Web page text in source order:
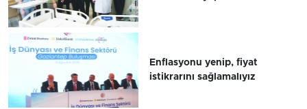
Enflasyonu yenip, fiyat
istikrarını sağlamalıyız